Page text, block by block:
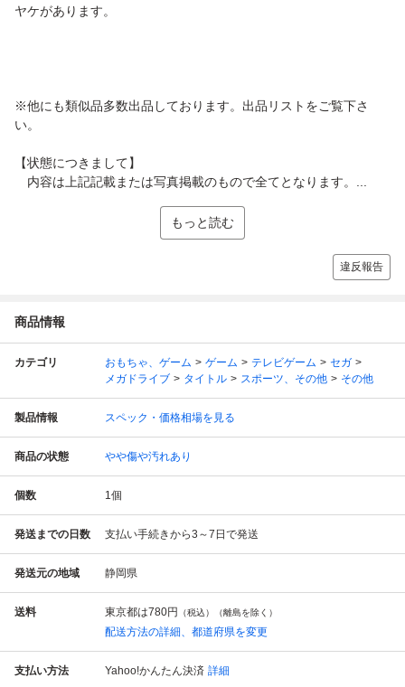
ヤケがあります。
※他にも類似品多数出品しております。出品リストをご覧下さ
い。
【状態につきまして】
内容は上記記載または写真掲載のもので全てとなります。...
もっと読む
違反報告
商品情報
カテゴリ おもちゃ、ゲーム ゲーム テレビゲーム
セガ
メガドライブ
タイトル スポーツ、その他 その他
製品情報 スペック・価格相場を見る
商品の状態 やや傷や汚れあり
個数 1個
発送までの日数 支払い手続きから3～7日で発送
発送元の地域 静岡県
送料 東京都は780円 （税込）（離島を除く）
配送方法の詳細、都道府県を変更
支払い方法 Yahoo!かんたん決済 詳細